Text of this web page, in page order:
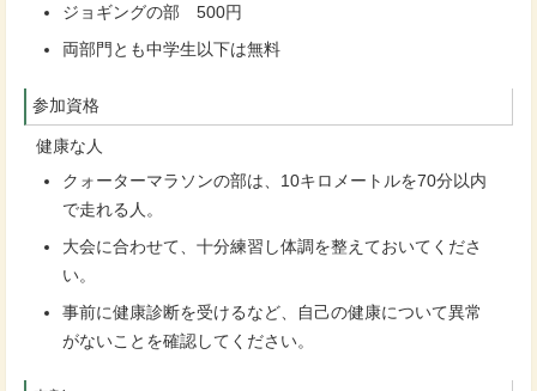
ジョギングの部 500円
両部門とも中学生以下は無料
参加資格
健康な人
クォーターマラソンの部は、10キロメートルを70分以内
で走れる人。
大会に合わせて、十分練習し体調を整えておいてくださ
い。
事前に健康診断を受けるなど、自己の健康について異常
がないことを確認してください。